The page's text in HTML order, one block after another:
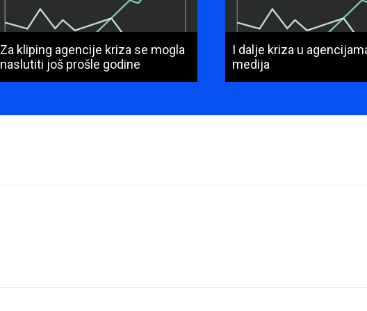
Za kliping agencije kriza se mogla
naslutiti još prošle godine
I dalje kriza u
medija